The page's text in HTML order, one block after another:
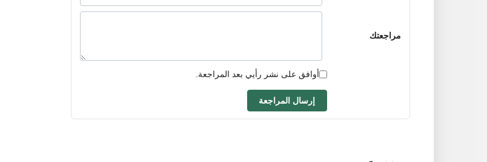
مراجعتك
أوافق على نشر رأيي بعد المراجعة.
إرسال المراجعة